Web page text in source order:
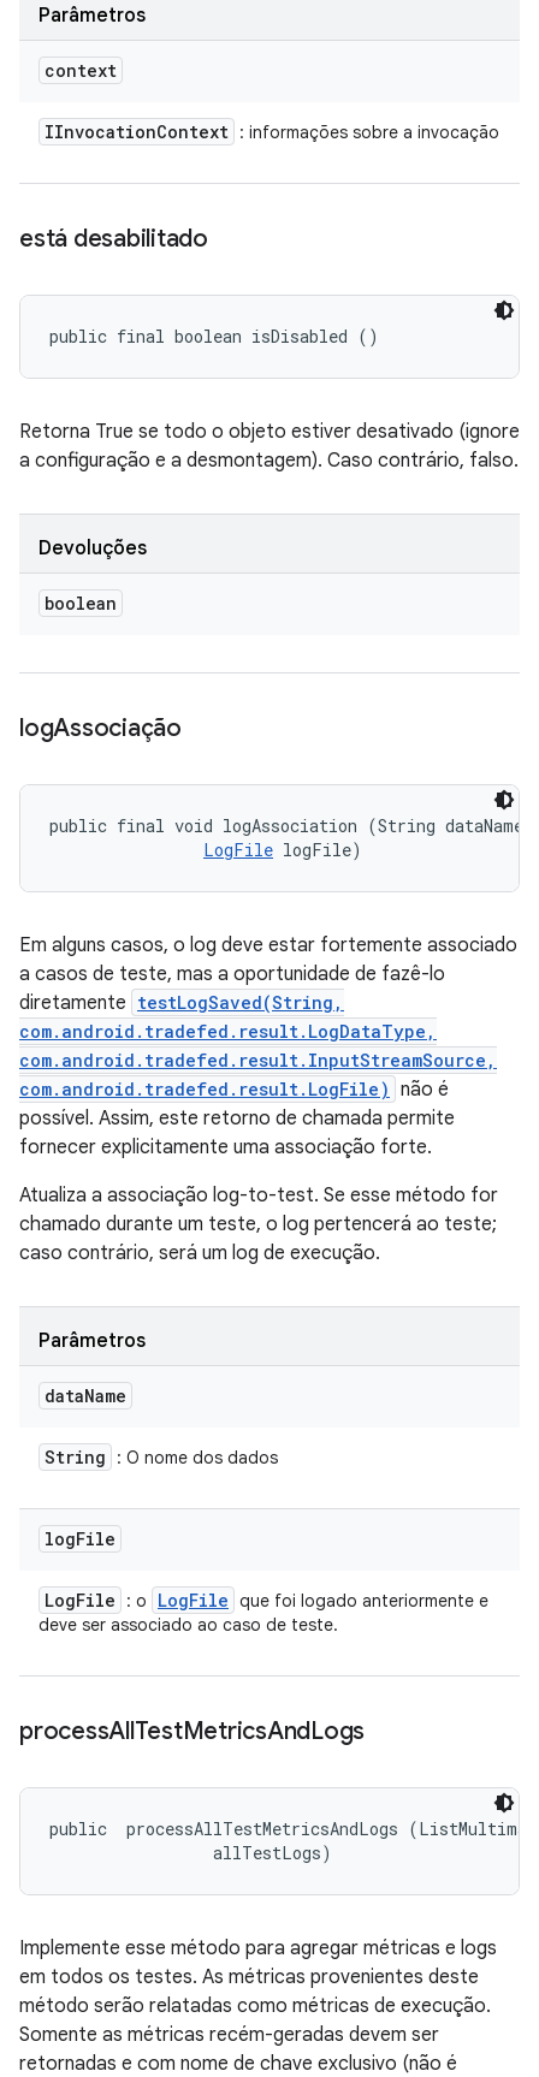
Parâmetros
context
IInvocationContext : informações sobre a invocação
está desabilitado
public final boolean isDisabled ()
Retorna True se todo o objeto estiver desativado (ignore
a configuração e a desmontagem). Caso contrário, falso.
Devoluções
boolean
logAssociação
public final void logAssociation (String
LogFile logFile)
Em alguns casos, o log deve estar fortemente associado
a casos de teste, mas a oportunidade de fazê-lo
diretamente testLogSaved(String,
com.android.tradefed.result.LogDataType,
com.android.tradefed.result.InputStreamSource,
com.android.tradefed.result.LogFile) não é
possível. Assim, este retorno de chamada permite
fornecer explicitamente uma associação forte.
Atualiza a associação log-to-test. Se esse método for
chamado durante um teste, o log pertencerá ao teste;
caso contrário, será um log de execução.
Parâmetros
dataName
String : O nome dos dados
logFile
LogFile : o LogFile que foi logado anteriormente e
deve ser associado ao caso de teste.
processAllTestMetricsAndLogs
public
processAllTestMetricsAndLogs
allTestLogs)
Implemente esse método para agregar métricas e logs
em todos os testes. As métricas provenientes deste
método serão relatadas como métricas de execução.
Somente as métricas recém-geradas devem ser
retornadas e com nome de chave exclusivo (não é